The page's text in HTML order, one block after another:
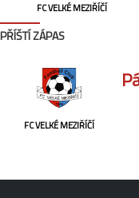
FC VELKÉ MEZIŘÍČÍ
PŘÍŠTÍ ZÁPAS
FC VELKÉ MEZIŘÍČÍ